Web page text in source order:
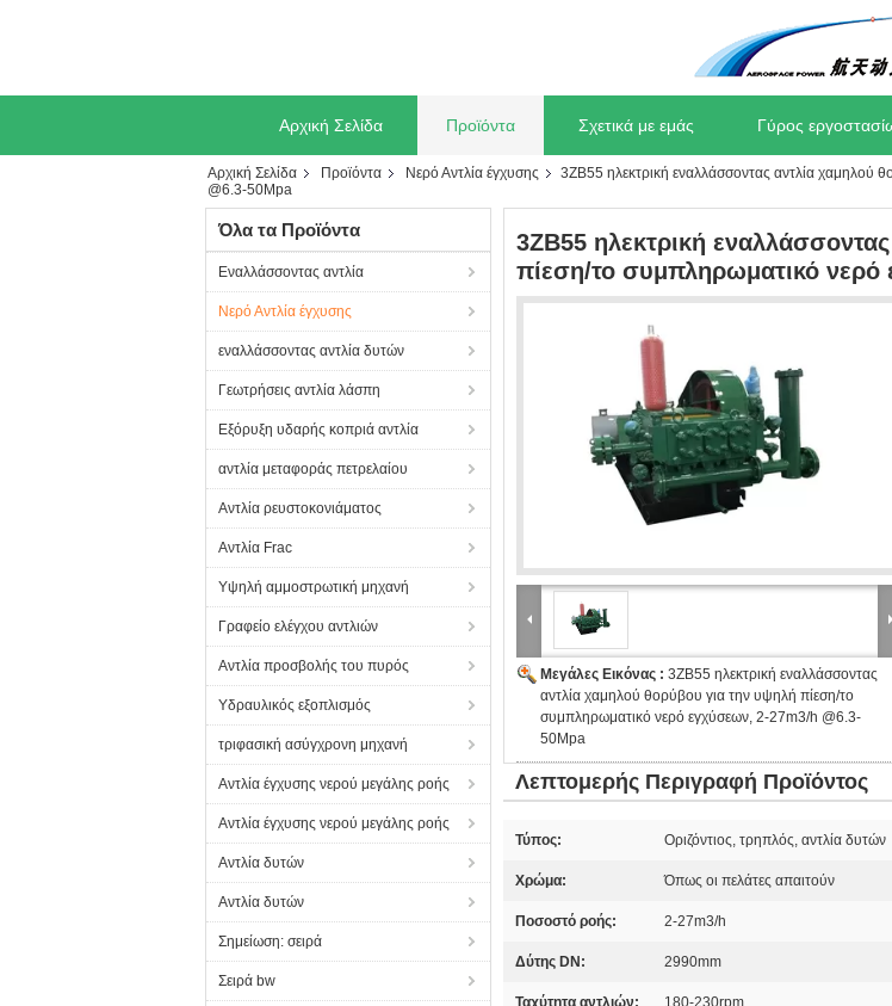
Αρχική Σελίδα Προϊόντα Σχετικά με εμάς Γύρος
Αρχική Σελίδα Προϊόντα Νερό Αντλία έγχυσης
3ZB55 ηλεκτρική εναλλάσσοντας αντλία χαμηλού
@6.3-50Mpa
Όλα τα Προϊόντα
Εναλλάσσοντας αντλία
Νερό Αντλία έγχυσης
εναλλάσσοντας αντλία δυτών
Γεωτρήσεις αντλία λάσπη
Εξόρυξη υδαρής κοπριά αντλία
αντλία μεταφοράς πετρελαίου
Αντλία ρευστοκονιάματος
Αντλία Frac
Υψηλή αμμοστρωτική μηχανή
Γραφείο ελέγχου αντλιών
Αντλία προσβολής του πυρός
Υδραυλικός εξοπλισμός
τριφασική ασύγχρονη μηχανή
Αντλία έγχυσης νερού μεγάλης ροής
Αντλία έγχυσης νερού μεγάλης ροής
Αντλία δυτών
Αντλία δυτών
Σημείωση: σειρά
Σειρά bw
3ZB55 ηλεκτρική
πίεση/το συμπληρωματικό
Μεγάλες Εικόνας : 3ZB55 ηλεκτρική εναλλάσσοντας
αντλία χαμηλού θορύβου για την υψηλή πίεση/το
συμπληρωματικό νερό εγχύσεων, 2-27m3/h @6.3-
50Mpa
Λεπτομερής Περιγραφή Προϊόντος
Τύπος: Οριζόντιος, τρηπλός, αντλία δυτών
Χρώμα: Όπως οι πελάτες απαιτούν
Ποσοστό ροής: 2-27m3/h
Δύτης DN: 2990mm
Ταχύτητα αντλιών: 180-230rpm